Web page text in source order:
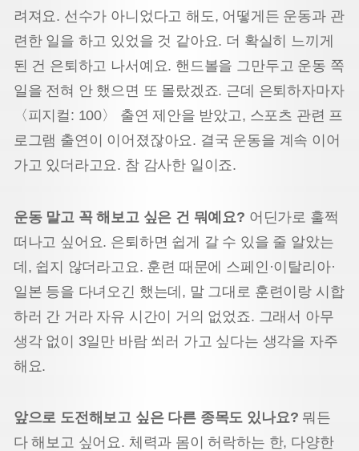
려져요. 선수가 아니었다고 해도, 어떻게든 운동과 관
련한 일을 하고 있었을 것 같아요. 더 확실히 느끼게
된 건 은퇴하고 나서예요. 핸드볼을 그만두고 운동 쪽
일을 전혀 안 했으면 또 몰랐겠죠. 근데 은퇴하자마자
〈피지컬: 100〉 출연 제안을 받았고, 스포츠 관련 프
로그램 출연이 이어졌잖아요. 결국 운동을 계속 이어
가고 있더라고요. 참 감사한 일이죠.
운동 말고 꼭 해보고 싶은 건 뭐예요? 어딘가로 훌쩍
떠나고 싶어요. 은퇴하면 쉽게 갈 수 있을 줄 알았는
데, 쉽지 않더라고요. 훈련 때문에 스페인·이탈리아·
일본 등을 다녀오긴 했는데, 말 그대로 훈련이랑 시합
하러 간 거라 자유 시간이 거의 없었죠. 그래서 아무
생각 없이 3일만 바람 쐬러 가고 싶다는 생각을 자주
해요.
앞으로 도전해보고 싶은 다른 종목도 있나요? 뭐든
다 해보고 싶어요. 체력과 몸이 허락하는 한, 다양한